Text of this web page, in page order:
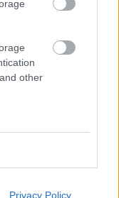
other
Privacy Policy